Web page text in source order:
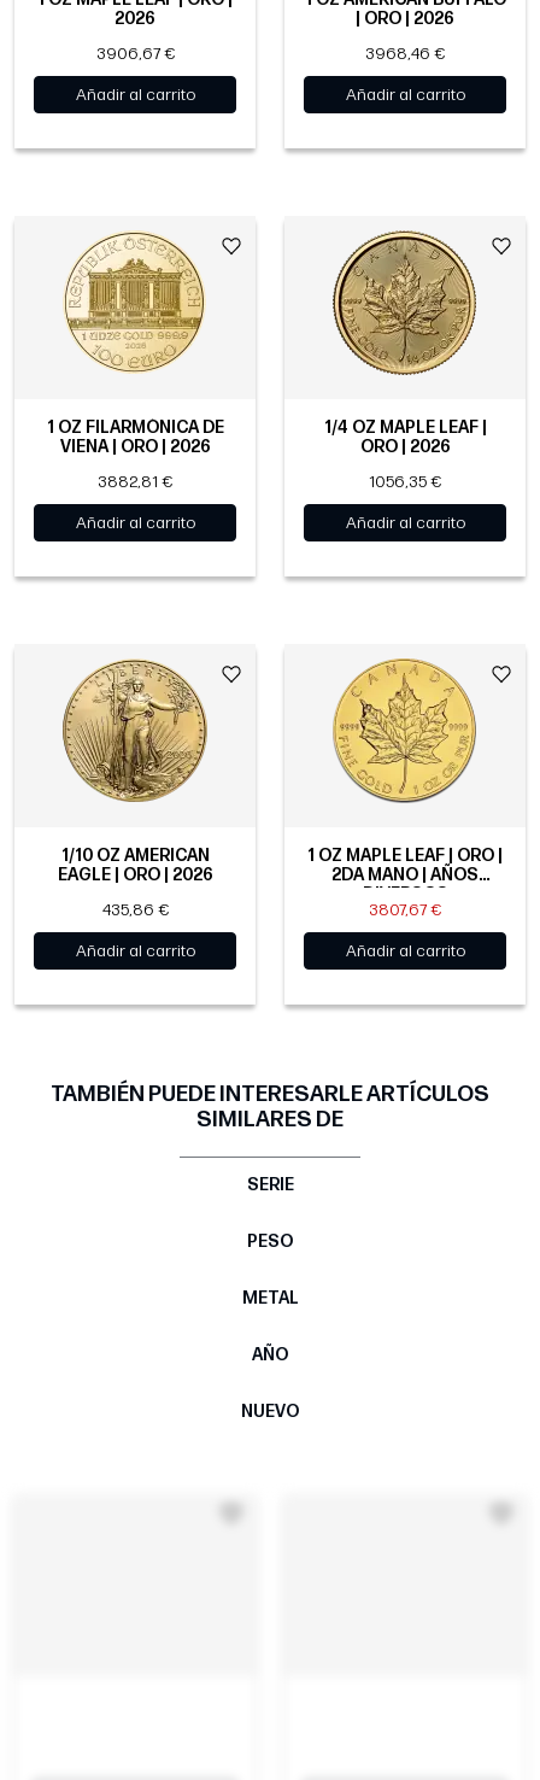
2026
3906,67 €
Añadir al carrito
| ORO | 2026
3968,46 €
Añadir al carrito
1 OZ FILARMÓNICA DE
VIENA | ORO | 2026
3882,81 €
Añadir al carrito
1/4 OZ MAPLE LEAF |
ORO | 2026
1056,35 €
Añadir al carrito
1/10 OZ AMERICAN
EAGLE | ORO | 2026
435,86 €
Añadir al carrito
1 OZ MAPLE LEAF | ORO |
2DA MANO | AÑOS
DIVERSOS
3807,67 €
Añadir al carrito
TAMBIÉN PUEDE INTERESARLE ARTÍCULOS
SIMILARES DE
SERIE
PESO
METAL
AÑO
NUEVO